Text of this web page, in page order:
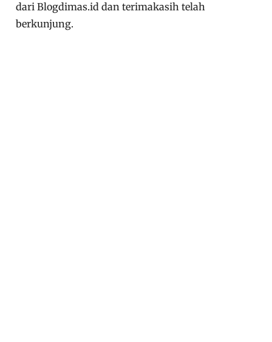
dari Blogdimas.id dan terimakasih telah
berkunjung.